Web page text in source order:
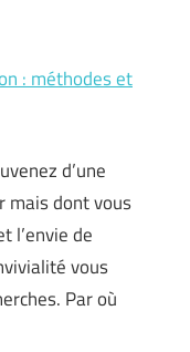
: méthodes et
d’une
mais dont vous
l’envie de
vous
Par où